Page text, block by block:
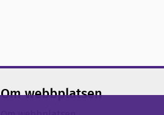
Om webbplatsen